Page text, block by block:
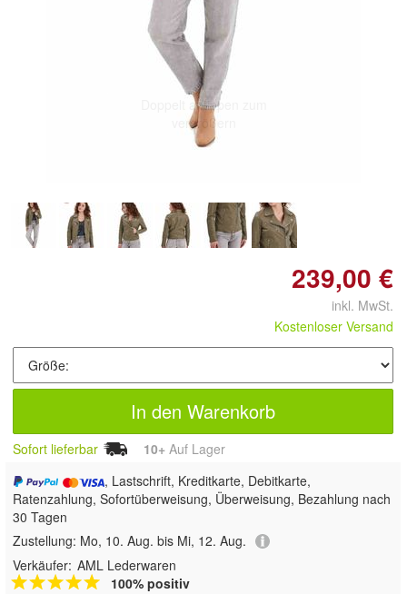
Doppelt antippen zum
vergrößern
239,00 €
inkl. MwSt.
Kostenloser Versand
In den Warenkorb
Sofort lieferbar 10+ Auf Lager
, Lastschrift, Kreditkarte, Debitkarte,
Ratenzahlung, Sofortüberweisung, Überweisung, Bezahlung nach
30 Tagen
Zustellung: Mo, 10. Aug. bis Mi, 12. Aug.
Verkäufer: AML Lederwaren
100% positiv